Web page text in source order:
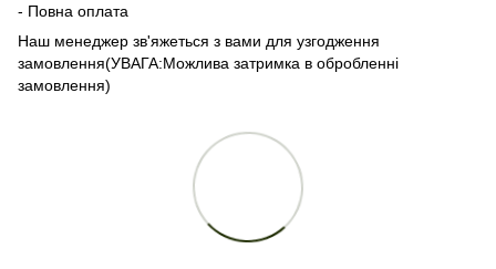
- Повна оплата
Наш менеджер зв'яжеться з вами для узгодження
замовлення(УВАГА:Можлива затримка в обробленні
замовлення)